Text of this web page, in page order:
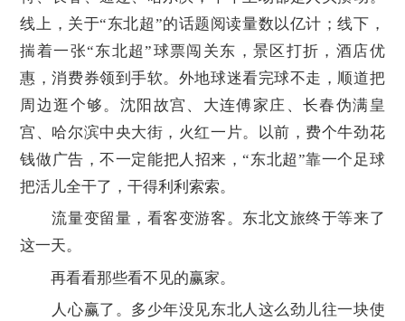
线上，关于“东北超”的话题阅读量数以亿计；线下，
揣着一张“东北超”球票闯关东，景区打折，酒店优
惠，消费券领到手软。外地球迷看完球不走，顺道把
周边逛个够。沈阳故宫、大连傅家庄、长春伪满皇
宫、哈尔滨中央大街，火红一片。以前，费个牛劲花
钱做广告，不一定能把人招来，“东北超”靠一个足球
把活儿全干了，干得利利索索。
流量变留量，看客变游客。东北文旅终于等来了
这一天。
再看看那些看不见的赢家。
人心赢了。多少年没见东北人这么劲儿往一块使